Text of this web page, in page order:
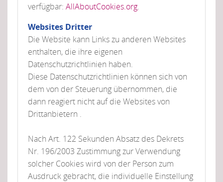
verfügbar: AllAboutCookies.org.
Websites Dritter
Die Website kann Links zu anderen Websites
enthalten, die ihre eigenen
Datenschutzrichtlinien haben.
Diese Datenschutzrichtlinien können sich von
dem von der Steuerung übernommen, die
dann reagiert nicht auf die Websites von
Drittanbietern .
Nach Art. 122 Sekunden Absatz des Dekrets
Nr. 196/2003 Zustimmung zur Verwendung
solcher Cookies wird von der Person zum
Ausdruck gebracht, die individuelle Einstellung